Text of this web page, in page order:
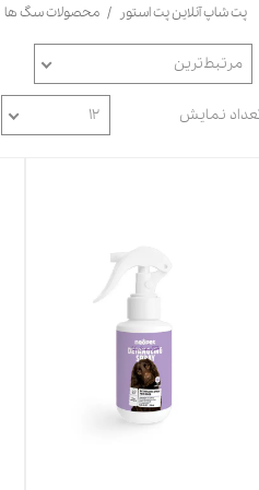
پت شاپ آنلاین پت استور محصولات سگ ها
مرتبط‌ترین
نمایش ۱۲